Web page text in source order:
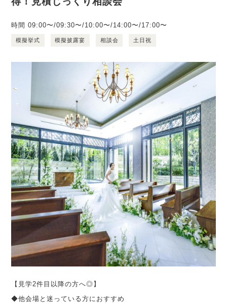
時間 09:00〜/09:30〜/10:00〜/14:00〜/17:00〜
模擬挙式 模擬披露宴 相談会 土日祝
【見学2件目以降の方へ◎】
◆他会場と迷っている方におすすめ